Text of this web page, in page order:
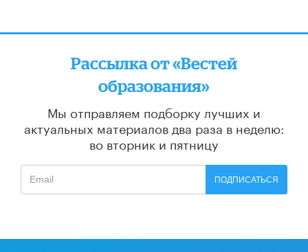
Рассылка от «Вестей
образования»
Мы отправляем подборку лучших и
актуальных материалов два раза в неделю:
во вторник и пятницу
ПОДПИСАТЬСЯ